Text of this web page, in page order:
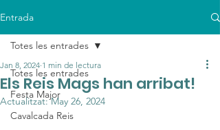
Entrada
Totes les entrades
Festa Major
Cavalcada Reis
Totes les entrades
Els Reis Mags han arribat!
Jan 8, 2024 1 min de lectura
Actualitzat:May 26, 2024